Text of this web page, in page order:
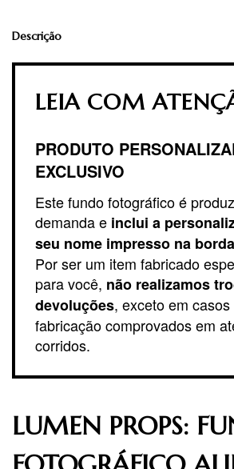
Descrição
LEIA COM
PRODUTO
EXCLUSIVO
Este fundo fotográfico é
demanda e inclui a
seu nome impresso na
Por ser um item fabricado
para você, não realizamos
devoluções, exceto em
fabricação comprovados em
corridos.
LUMEN PROPS: